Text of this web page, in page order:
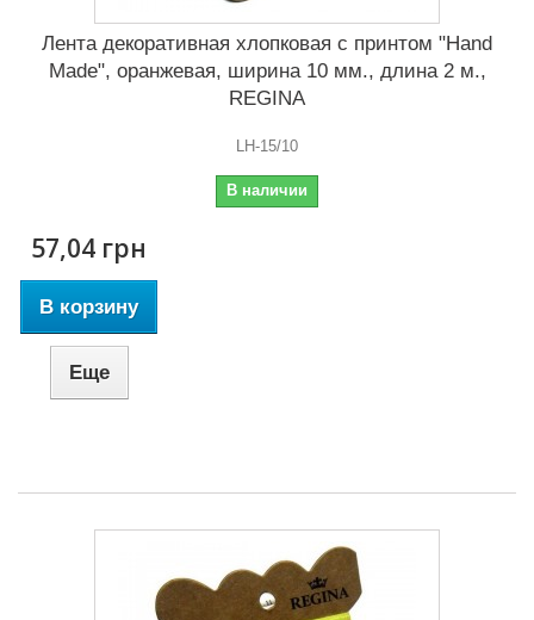
Лента декоративная хлопковая с принтом "Hand
Made", оранжевая, ширина 10 мм., длина 2 м.,
REGINA
LH-15/10
В наличии
57,04 грн
В корзину
Еще